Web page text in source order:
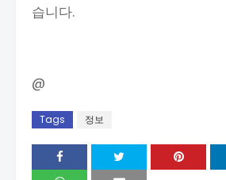
습니다.
@
Tags 정보